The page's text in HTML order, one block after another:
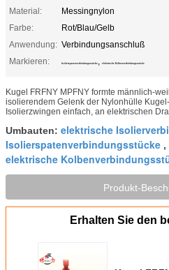
Material:
Messingnylon
Farbe:
Rot/Blau/Gelb
Anwendung: Verbindungsanschluß
Markieren:
Isolierspatenverbindungsstücke , elektrische Kolbenverbindungsstücke
Kugel FRFNY MPFNY formte männlich-
isolierendem Gelenk der Nylonhülle
Isolierzwingen einfach, an elektrischen
Umbauten: elektrische
Isolierspatenverbindungsstücke ,
elektrische
Produkt-
Erhalten Sie den